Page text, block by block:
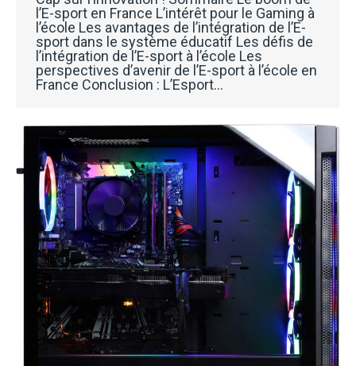
l’E-sport en France L’intérêt pour le Gaming à
l’école Les avantages de l’intégration de l’E-
sport dans le système éducatif Les défis de
l’intégration de l’E-sport à l’école Les
perspectives d’avenir de l’E-sport à l’école en
France Conclusion : L’Esport…